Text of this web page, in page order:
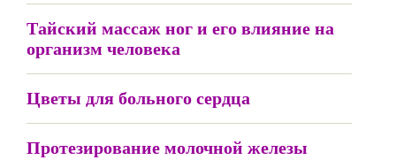
Тайский массаж ног и его влияние на
организм человека
Цветы для больного сердца
Протезирование молочной железы